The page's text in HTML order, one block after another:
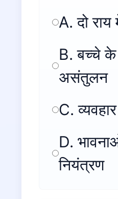
A. दो
B. बच्चे के
असंतुलन
C.
D.
नियंत्रण